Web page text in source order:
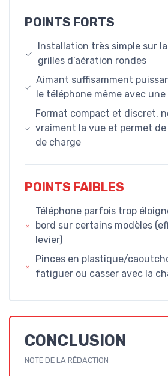
POINTS FORTS
Installation très simple sur
grilles d’aération rondes
Aimant suffisamment
le téléphone même avec
Format compact et discret,
vraiment la vue et permet
de charge
POINTS FAIBLES
Téléphone parfois trop
bord sur certains modèles
levier)
Pinces en plastique/
fatiguer ou casser avec la
CONCLUSION
NOTE DE LA RÉDACTION